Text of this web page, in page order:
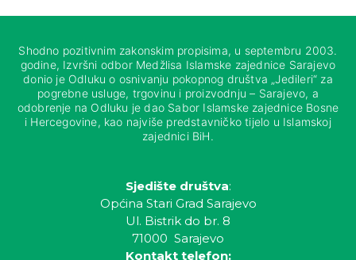
Shodno pozitivnim zakonskim propisima, u septembru 2003.
godine, Izvršni odbor Medžlisa Islamske zajednice Sarajevo
donio je Odluku o osnivanju pokopnog društva „Jedileri“ za
pogrebne usluge, trgovinu i proizvodnju – Sarajevo, a
odobrenje na Odluku je dao Sabor Islamske zajednice Bosne
i Hercegovine, kao najviše predstavničko tijelo u Islamskoj
zajednici BiH.
Sjedište društva:
Općina Stari Grad Sarajevo
Ul. Bistrik do br. 8
71000 Sarajevo
Kontakt telefon: